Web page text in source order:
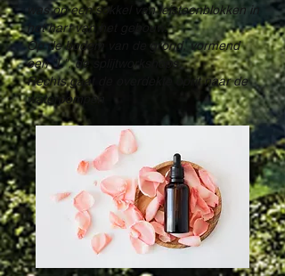
was op een sokkel van leisteenblokken in
het hart van het gebouw.
Op de bodem van de grond, vormend
een "L", de splijtworkshops.
Rechts gaat de overdekte oprit naar de
waterpompen